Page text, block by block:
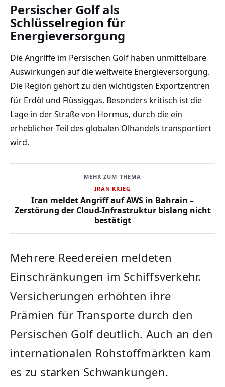
Persischer Golf als
Schlüsselregion für
Energieversorgung
Die Angriffe im Persischen Golf haben unmittelbare
Auswirkungen auf die weltweite Energieversorgung.
Die Region gehört zu den wichtigsten Exportzentren
für Erdöl und Flüssiggas. Besonders kritisch ist die
Lage in der Straße von Hormus, durch die ein
erheblicher Teil des globalen Ölhandels transportiert
wird.
MEHR ZUM THEMA
IRAN KRIEG
Iran meldet Angriff auf AWS in Bahrain –
Zerstörung der Cloud-Infrastruktur bislang nicht
bestätigt
Mehrere Reedereien meldeten
Einschränkungen im Schiffsverkehr.
Versicherungen erhöhten ihre
Prämien für Transporte durch den
Persischen Golf deutlich. Auch an den
internationalen Rohstoffmärkten kam
es zu starken Schwankungen.